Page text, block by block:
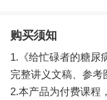
购买须知
1.《给忙碌者的糖尿
完整讲义文稿、参考
2.本产品为付费课程